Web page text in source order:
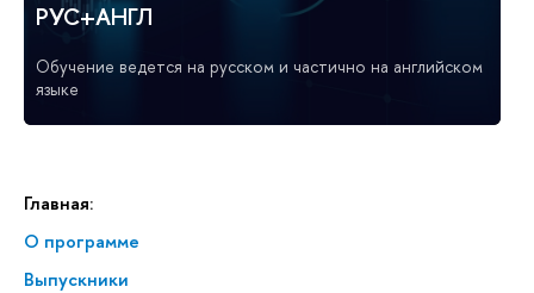
Главная:
О программе
Выпускники
РУС+АНГЛ
Обучение ведется на русском и частично на английском
языке